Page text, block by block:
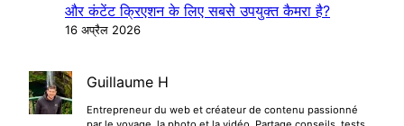
और कंटेंट क्रिएशन के लिए सबसे उपयुक्त कैमरा है?
16 अप्रैल 2026
Guillaume H
Entrepreneur du web et créateur de contenu passionné